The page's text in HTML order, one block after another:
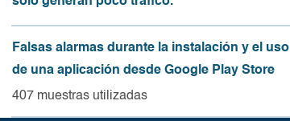
Falsas alarmas durante la instalación y el uso
de una aplicación desde Google Play Store
407 muestras utilizadas